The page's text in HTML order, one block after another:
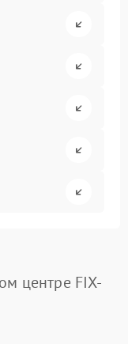
центре FIX-